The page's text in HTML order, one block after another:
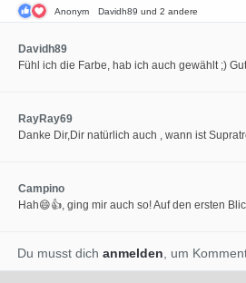
Anonym Davidh89 und 2 andere
Davidh89
Fühl ich die Farbe, hab ich auch gewählt ;)
RayRay69
Danke Dir,Dir natürlich auch , wann ist
Campino
Hah😄👍, ging mir auch so! Auf den ersten
Du musst dich anmelden , um